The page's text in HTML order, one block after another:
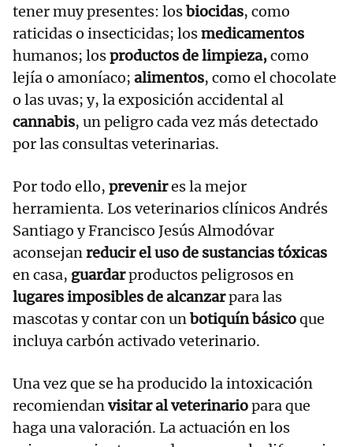
tener muy presentes: losbiocidas, como
raticidas o insecticidas; losmedicamentos
humanos; losproductos de limpieza,como
lejía o amoníaco; alimentos, como el chocolate
o las uvas; y, la exposición accidental al
cannabis, un peligro cada vez más detectado
por las consultas veterinarias.
Por todo ello, prevenires la mejor
herramienta. Los veterinarios clínicos Andrés
Santiago y Francisco Jesús Almodóvar
aconsejanreducir el uso de sustancias tóxicas
en casa, guardarproductos peligrosos en
lugares imposibles de alcanzarpara las
mascotas y contar con unbotiquín básicoque
incluya carbón activado veterinario.
Una vez que se ha producido la intoxicación
recomiendanvisitar al veterinariopara que
haga una valoración. La actuación en los